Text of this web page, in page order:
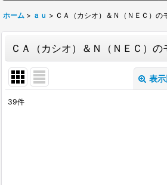
ホーム > ａｕ > ＣＡ（カシオ）＆Ｎ（ＮＥＣ）の
ＣＡ（カシオ）＆Ｎ（ＮＥＣ）の
表
39件